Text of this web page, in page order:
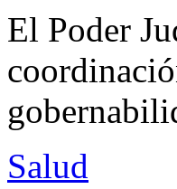
El Poder
Salud